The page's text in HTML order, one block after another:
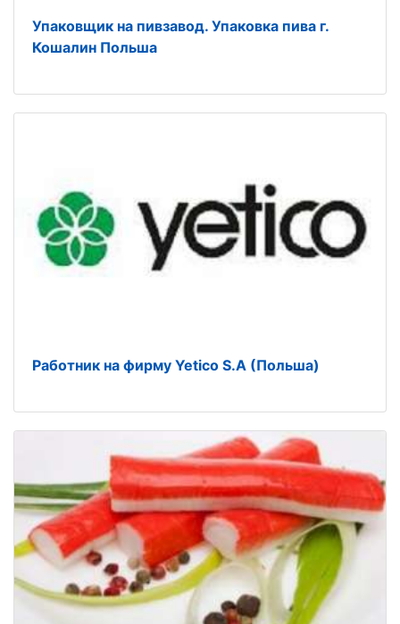
Упаковщик на пивзавод. Упаковка пива г.
Кошалин Польша
Работник на фирму Yetico S.A (Польша)